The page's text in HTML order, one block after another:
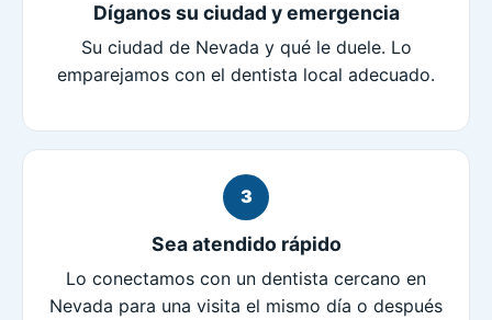
Díganos su ciudad y emergencia
Su ciudad de Nevada y qué le duele. Lo
emparejamos con el dentista local adecuado.
3
Sea atendido rápido
Lo conectamos con un dentista cercano en
Nevada para una visita el mismo día o después